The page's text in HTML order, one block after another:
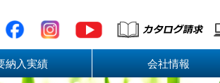
納入実績 会社情報